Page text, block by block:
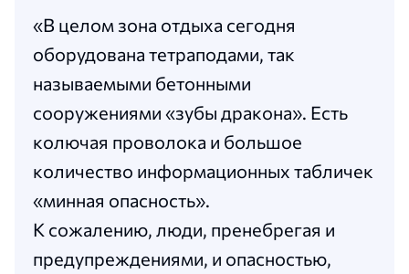
«В целом зона отдыха сегодня
оборудована тетраподами, так
называемыми бетонными
сооружениями «зубы дракона». Есть
колючая проволока и большое
количество информационных табличек
«минная опасность».
К сожалению, люди, пренебрегая и
предупреждениями, и опасностью,